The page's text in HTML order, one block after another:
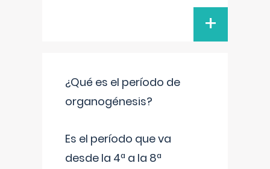
+
¿Qué es el período de
organogénesis?
Es el período que va
desde la 4ª a la 8ª